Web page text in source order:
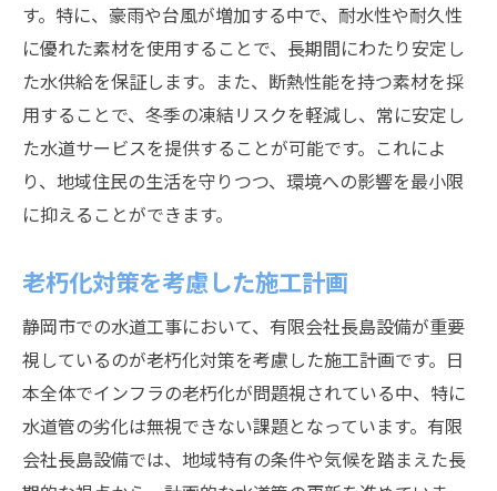
す。特に、豪雨や台風が増加する中で、耐水性や耐久性
に優れた素材を使用することで、長期間にわたり安定し
た水供給を保証します。また、断熱性能を持つ素材を採
用することで、冬季の凍結リスクを軽減し、常に安定し
た水道サービスを提供することが可能です。これによ
り、地域住民の生活を守りつつ、環境への影響を最小限
に抑えることができます。
老朽化対策を考慮した施工計画
静岡市での水道工事において、有限会社長島設備が重要
視しているのが老朽化対策を考慮した施工計画です。日
本全体でインフラの老朽化が問題視されている中、特に
水道管の劣化は無視できない課題となっています。有限
会社長島設備では、地域特有の条件や気候を踏まえた長